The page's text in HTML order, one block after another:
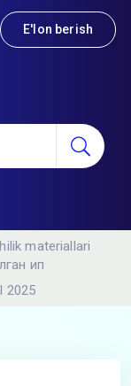
E'lon berish
materiallari
ип
2025